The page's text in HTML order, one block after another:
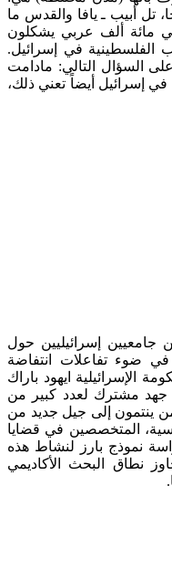
تل أبيب ـ يافا والقدس ما
مائة ألف عربي يشكلون
الفلسطينية في إسرائيل.
على السؤال التالي: مادامت
في إسرائيل أيضاً تعني ذلك،
جامعيين إسرائيليين حول
في ضوء تفاعلات انتفاضة
الإسرائيلية ايهود باراك
مشترك لعدد كبير من
ينتمون إلى جيل جديد من
المتخصصين في قضايا
نموذج بارز لنشاط هذه
نطاق البحث الأكاديمي